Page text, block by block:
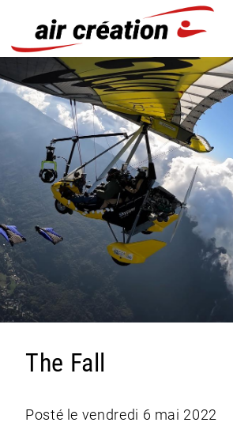
The Fall
Posté le vendredi 6 mai 2022
Panneau de gestion des cookies